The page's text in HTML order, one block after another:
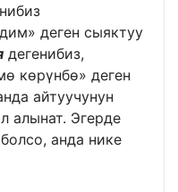
деген сыяктуу
дегенибиз,
көрүнбө» деген
айтуучунун
алынат. Эгерде
анда нике